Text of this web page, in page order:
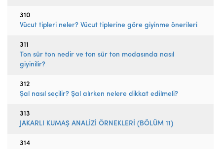
310
Vücut tipleri neler? Vücut tiplerine göre giyinme önerileri
311
Ton sür ton nedir ve ton sür ton modasında nasıl
giyinilir?
312
Şal nasıl seçilir? Şal alırken nelere dikkat edilmeli?
313
JAKARLI KUMAŞ ANALİZİ ÖRNEKLERİ (BÖLÜM 11)
314